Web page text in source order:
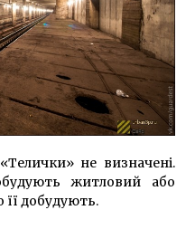
не визначені.
житловий або
добудують.